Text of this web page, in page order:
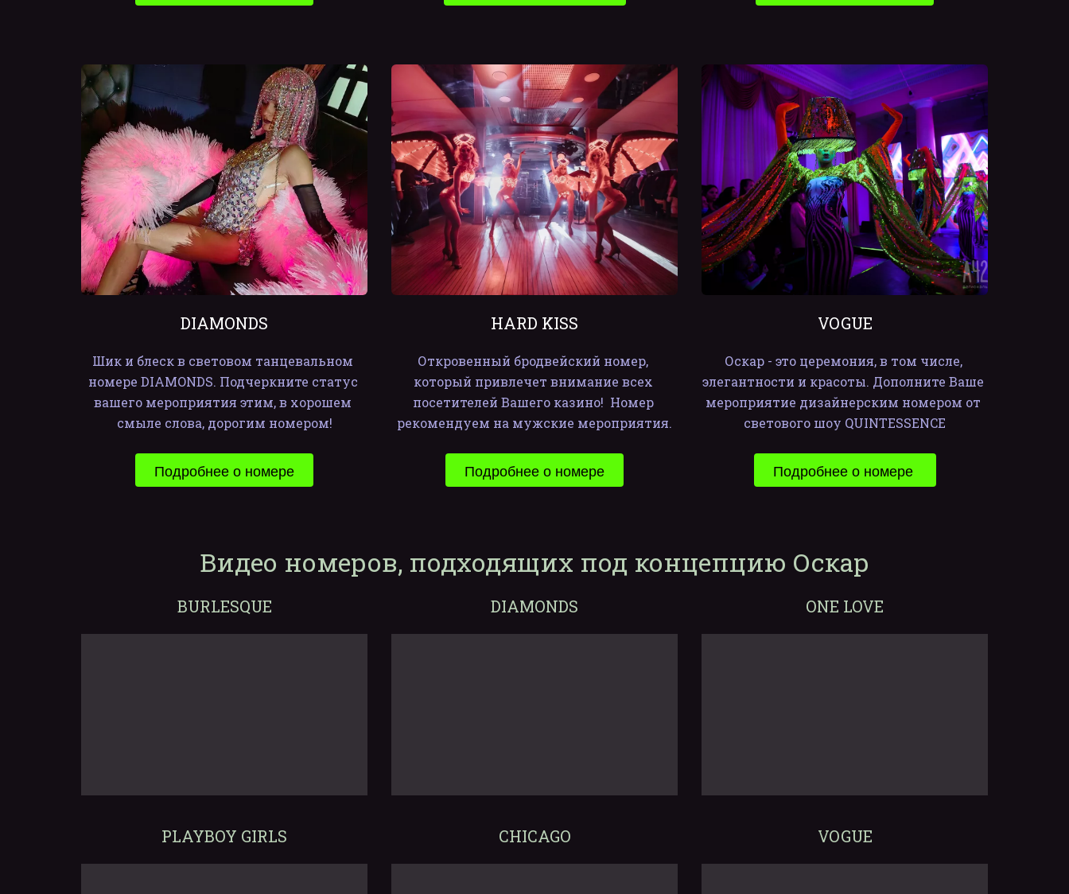
DIAMONDS
Шик и блеск в световом танцевальном
номере DIAMONDS. Подчеркните статус
вашего мероприятия этим, в хорошем
смыле слова, дорогим номером!
Подробнее о номере
HARD KISS
Откровенный бродвейский номер,
который привлечет внимание всех
посетителей Вашего казино!  Номер
рекомендуем на мужские мероприятия.
Подробнее о номере
VOGUE
Оскар - это церемония, в том числе,
элегантности и красоты. Дополните Ваше
мероприятие дизайнерским номером от
светового шоу QUINTESSENCE
Подробнее о номере
Видео номеров, подходящих под концепцию Оскар
BURLESQUE DIAMONDS ONE LOVE
PLAYBOY GIRLS CHICAGO VOGUE